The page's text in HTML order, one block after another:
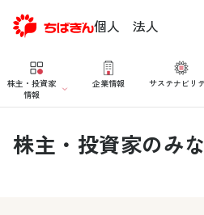
個人 法人
株主・投資家
情報
企業情報 サステナビリ
株主・投資家のみ